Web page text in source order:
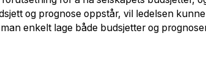
og prognose oppstår, vil ledelsen
enkelt lage både budsjetter og